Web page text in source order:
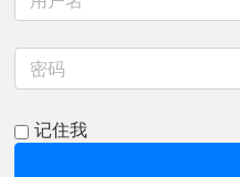
密码
记住我